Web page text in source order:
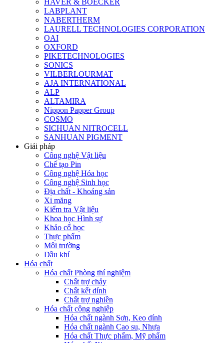
HAVER & BOECKER
LABPLANT
NABERTHERM
LAURELL TECHNOLOGIES CORPORATION
OAI
OXFORD
PIKETECHNOLOGIES
SONICS
VILBERLOURMAT
AJA INTERNATIONAL
ALP
ALTAMIRA
Nippon Papper Group
COSMO
SICHUAN NITROCELL
SANHUAN PIGMENT
Giải pháp
Công nghệ Vật liệu
Chế tạo Pin
Công nghệ Hóa học
Công nghệ Sinh học
Địa chất - Khoáng sản
Xi măng
Kiểm tra Vật liệu
Khoa học Hình sự
Khảo cổ học
Thực phẩm
Môi trường
Dầu khí
Hóa chất
Hóa chất Phòng thí nghiệm
Chất trợ chảy
Chất kết dính
Chất trợ nghiền
Hóa chất công nghiệp
Hóa chất ngành Sơn, Keo dính
Hóa chất ngành Cao su, Nhựa
Hóa chất Thực phẩm, Mỹ phẩm